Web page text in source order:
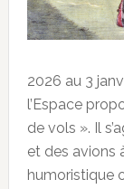
2026 au 3
l’Espace
de vols ». Il
et des avions
humoristique